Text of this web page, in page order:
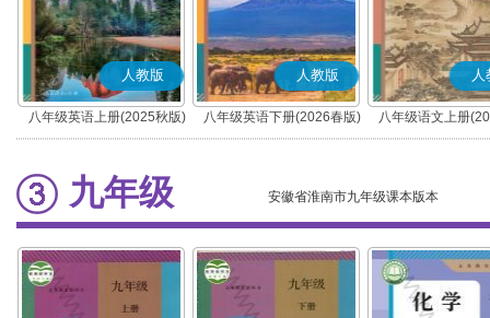
人教版
八年级英语上册(2025秋版)
人教版
八年级英语下册(2026春版)
人
八年级语文上册
(部编版)
九年级 安徽省淮南市九年级课本版本